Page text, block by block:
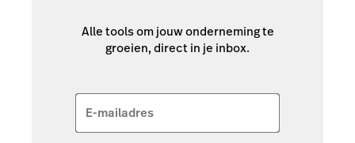
Alle tools om jouw onderneming te
groeien, direct in je inbox.
E-mailadres